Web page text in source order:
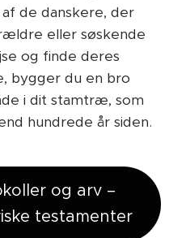
de danskere, der
eller søskende
og finde deres
bygger du en bro
i dit stamtræ, som
hundrede år siden.
og arv –
testamenter